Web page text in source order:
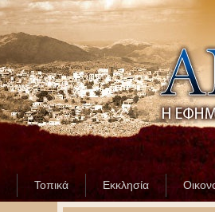
Τοπικά Εκκλησία